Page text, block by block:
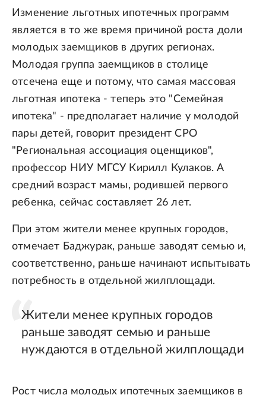
Изменение льготных ипотечных программ
является в то же время причиной роста доли
молодых заемщиков в других регионах.
Молодая группа заемщиков в столице
отсечена еще и потому, что самая массовая
льготная ипотека - теперь это "Семейная
ипотека" - предполагает наличие у молодой
пары детей, говорит президент СРО
"Региональная ассоциация оценщиков",
профессор НИУ МГСУ Кирилл Кулаков. А
средний возраст мамы, родившей первого
ребенка, сейчас составляет 26 лет.
При этом жители менее крупных городов,
отмечает Баджурак, раньше заводят семью и,
соответственно, раньше начинают испытывать
потребность в отдельной жилплощади.
Жители менее крупных городов
раньше заводят семью и раньше
нуждаются в отдельной жилплощади
Рост числа молодых ипотечных заемщиков в